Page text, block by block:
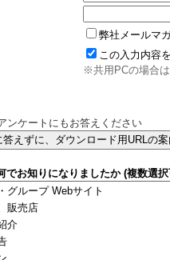
弊社メールマ
この入力内容
※共用PCの場合は
ンケートにもお答えください
でお知りになりましたか (複数選
グループ Webサイト
販売店
介